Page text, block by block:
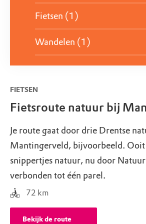
Fietsen (1)
Wandelen (1)
FIETSEN
Fietsroute natuur bij
Je route gaat door drie Drentse
Mantingerveld, bijvoorbeeld.
snippertjes natuur, nu door
verbonden tot één parel.
72 km
Bekijk de route